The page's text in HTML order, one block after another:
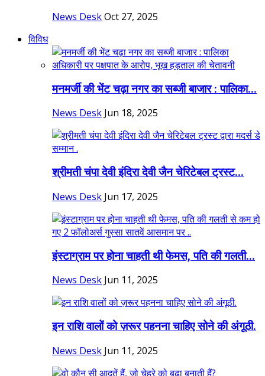
News DeskOct 27, 2025
विविध
मनमर्जी की भेंट चढ़ा नगर का सब्जी बाजार : पालिका...
News Desk Jun 18, 2025
श्रीमती चंपा देवी इंदिरा देवी जैन चेरिटेबल ट्रस्ट...
News Desk Jun 17, 2025
इंस्टाग्राम पर होना चाहती थी फेमस, पति की गलती...
News Desk Jun 11, 2025
इन राशि वालों को ज़रूर पहनना चाहिए सोने की अंगूठी.
News Desk Jun 11, 2025